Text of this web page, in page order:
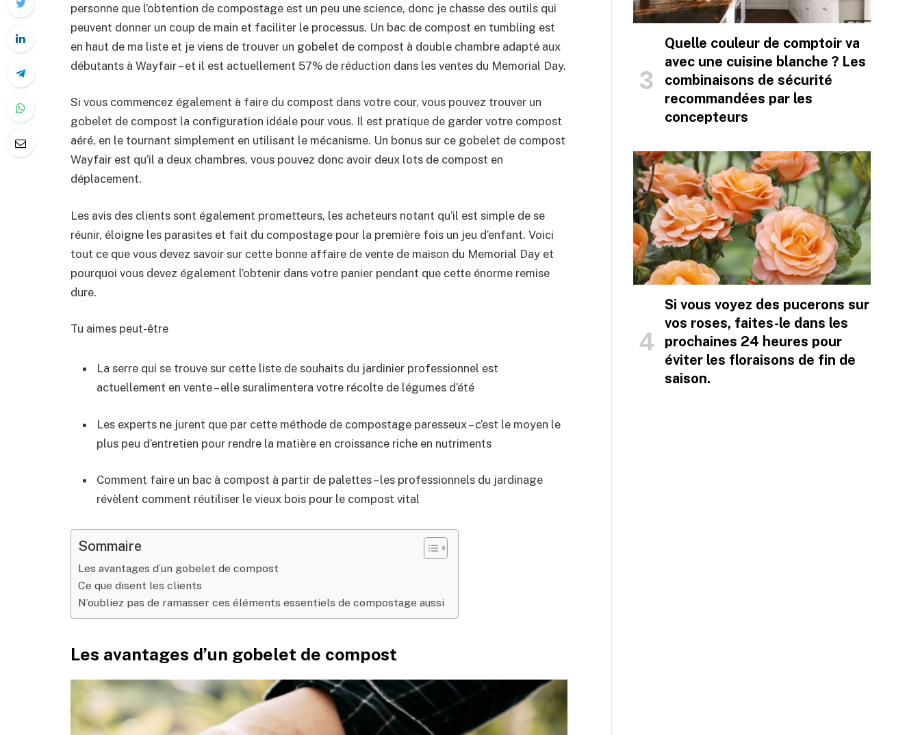
personne que l’obtention de compostage est un peu une science, donc je chasse des outils qui
peuvent donner un coup de main et faciliter le processus. Un bac de compost en tumbling est
en haut de ma liste et je viens de trouver un gobelet de compost à double chambre adapté aux
débutants à Wayfair – et il est actuellement 57% de réduction dans les ventes du Memorial Day.
Si vous commencez également à faire du compost dans votre cour, vous pouvez trouver un
gobelet de compost la configuration idéale pour vous. Il est pratique de garder votre compost
aéré, en le tournant simplement en utilisant le mécanisme. Un bonus sur ce gobelet de compost
Wayfair est qu’il a deux chambres, vous pouvez donc avoir deux lots de compost en
déplacement.
Les avis des clients sont également prometteurs, les acheteurs notant qu’il est simple de se
réunir, éloigne les parasites et fait du compostage pour la première fois un jeu d’enfant. Voici
tout ce que vous devez savoir sur cette bonne affaire de vente de maison du Memorial Day et
pourquoi vous devez également l’obtenir dans votre panier pendant que cette énorme remise
dure.
Tu aimes peut-être
La serre qui se trouve sur cette liste de souhaits du jardinier professionnel est
actuellement en vente – elle suralimentera votre récolte de légumes d’été
Les experts ne jurent que par cette méthode de compostage paresseux – c’est le moyen le
plus peu d’entretien pour rendre la matière en croissance riche en nutriments
Comment faire un bac à compost à partir de palettes – les professionnels du jardinage
révèlent comment réutiliser le vieux bois pour le compost vital
Sommaire
Les avantages d’un gobelet de compost
Ce que disent les clients
N’oubliez pas de ramasser ces éléments essentiels de compostage aussi
Les avantages d’un gobelet de compost
Quelle couleur de comptoir va
avec une cuisine blanche ? Les
combinaisons de sécurité
recommandées par les
concepteurs
Si vous voyez des pucerons sur
vos roses, faites-le dans les
prochaines 24 heures pour
éviter les floraisons de fin de
saison.